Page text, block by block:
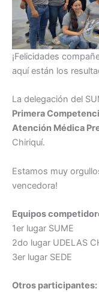
¡Felicidades
aquí están los
La delegación del
Primera
Atención Médica
Chiriquí.
Estamos muy
vencedora!
Equipos
1er lugar SUME
2do lugar UDELAS
3er lugar SEDE
Otros participantes: